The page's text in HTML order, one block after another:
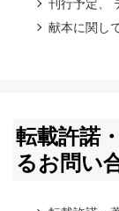
刊行予定、
献本に関し
転載許諾
るお問い